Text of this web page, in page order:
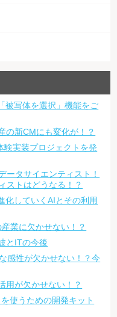
被写体を選択」機能をご
の新CMにも変化が！？
験実装プロジェクトを発
ータサイエンティスト！
ストはどうなる！？
化していくAIとその利用
業に欠かせない！？
とITの今後
感性が欠かせない！？今
用が欠かせない！？
使うための開発キット